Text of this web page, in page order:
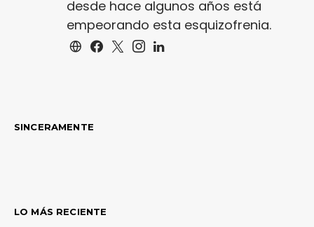
desde hace algunos años está
empeorando esta esquizofrenia.
SINCERAMENTE
LO MÁS RECIENTE